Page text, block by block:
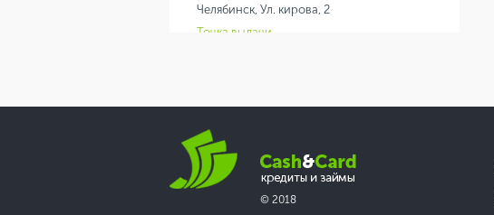
Челябинск, Ул. кирова, 2
Точка выдачи
+7 (351) 7917639
© 2018